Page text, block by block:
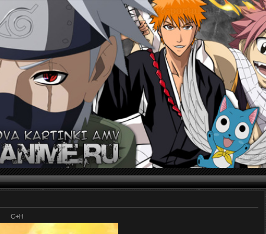
С+Н